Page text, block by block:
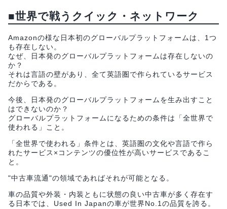
■世界で戦うクイック・ネットワーク
Amazonの様な日本初のグローバルプラットフォームは、1つ
も存在しない。
なぜ、日本発のグローバルプラットフォームは存在しないの
か？
それは言語の壁があり、全て英語圏で作られているサービス
だからである。
今後、日本発のグローバルプラットフォームを生み出すこと
はできないのか？
グローバルプラットフォームになるための条件は「全世界で
使われる」こと。
「全世界で使われる」条件とは、英語圏の文化や言語で作ら
れたサービス×コンテンツの優位性が高いサービスであるこ
と。
"中古車流通"の領域であればそれが可能となる。
車の品質や外装・内装ともに状態の良い中古車が多く存在す
る日本では、Used In Japanの車が世界No.1の品質を誇る。